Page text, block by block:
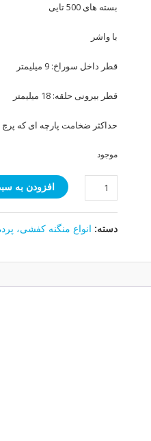
بسته های 500 تایی
با واشر
قطر داخل سوراخ: 9 میلیمتر
قطر بیرونی حلقه: 18 میلیمتر
حداکثر ضخامت پارچه ای که پرچ میکند: 3.5
موجود
منگنه
۲۳
(بنری
و
دودی
افزودن به
دسته: انواع منگنه کفشی،